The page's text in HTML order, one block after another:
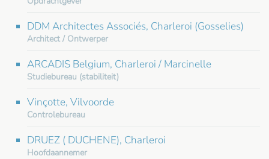
DDM Architectes Associés, Charleroi (Gosselies)
Architect / Ontwerper
ARCADIS Belgium, Charleroi / Marcinelle
Studiebureau (stabiliteit)
Vinçotte, Vilvoorde
Controlebureau
DRUEZ ( DUCHENE), Charleroi
Hoofdaannemer